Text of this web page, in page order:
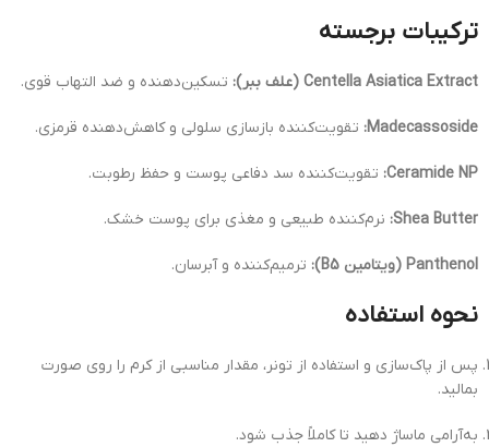
ترکیبات برجسته
Centella Asiatica Extract (علف ببر): تسکین‌دهنده و ضد التهاب قوی.
Madecassoside: تقویت‌کننده بازسازی سلولی و کاهش‌دهنده قرمزی.
Ceramide NP: تقویت‌کننده سد دفاعی پوست و حفظ رطوبت.
Shea Butter: نرم‌کننده طبیعی و مغذی برای پوست خشک.
Panthenol (ویتامین B5): ترمیم‌کننده و آبرسان.
نحوه استفاده
پس از پاک‌سازی و استفاده از تونر، مقدار مناسبی از کرم را روی صورت
بمالید.
به‌آرامی ماساژ دهید تا کاملاً جذب شود.